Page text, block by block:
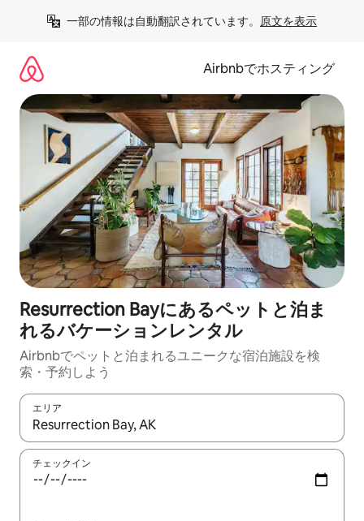
一部の情報は自動翻訳されています。 原文を表示
Airbnbでホスティング
Resurrection Bayにあるペットと泊ま
れるバケーションレンタル
Airbnbでペットと泊まれるユニークな宿泊施設を検
索・予約しよう
エリア
検索結果が表示されたら、上下の矢印キーを使って移動するか
チェックイン